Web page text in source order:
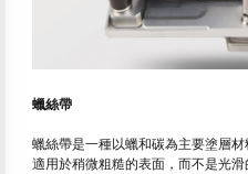
蠟絲帶
蠟絲帶是一種以蠟和碳為主要塗層
適用於稍微粗糙的表面，而不是光